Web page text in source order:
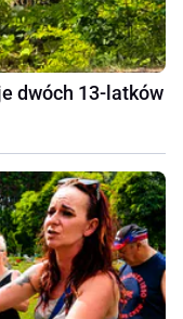
dwóch 13-latków